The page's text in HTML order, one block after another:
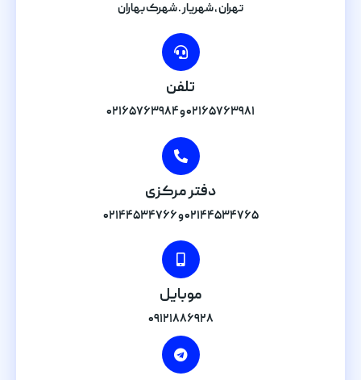
تهران , شهریار . شهرک بهاران
تلفن
۰۲۱۶۵۷۶۳۹۸۱ و ۰۲۱۶۵۷۶۳۹۸۴
دفتر مرکزی
۰۲۱۴۴۵۳۴۷۶۵ و ۰۲۱۴۴۵۳۴۷۶۶
موبایل
۰۹۱۲۱۸۸۶۹۲۸